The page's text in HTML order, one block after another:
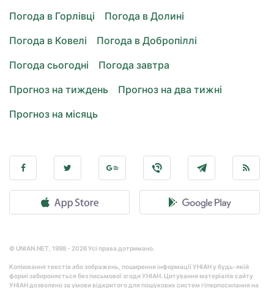
Погода в Горлівці
Погода в Долині
Погода в Ковелі
Погода в Добропіллі
Погода сьогодні
Погода завтра
Прогноз на тиждень
Прогноз на два тижні
Прогноз на місяць
© UNIAN.NET, 1998 - 2026 Усі права дотримано.
Копіювання текстів або зображень, поширення інформації УНІАН у будь-якій
формі забороняється без письмової згоди УНІАН. Цитування матеріалів сайту
УНІАН дозволено за умови відкритого для пошукових систем гіперпосилання на